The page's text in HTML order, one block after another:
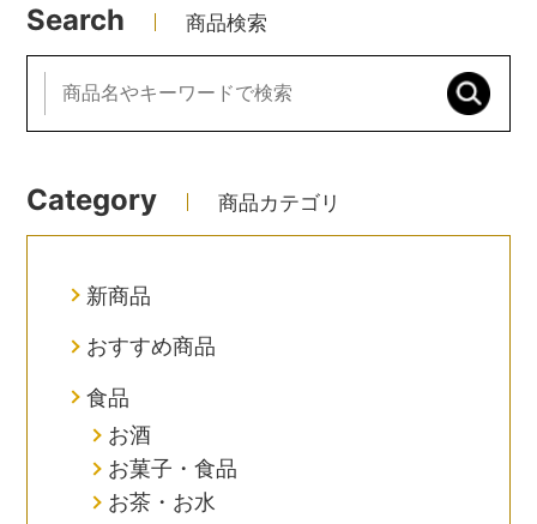
Search 商品検索
Category 商品カテゴリ
新商品
おすすめ商品
食品
お酒
お菓子・食品
お茶・お水